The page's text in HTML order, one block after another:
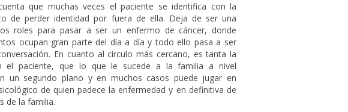
que muchas veces el paciente se identifica con la
de perder identidad por fuera de ella. Deja de ser una
roles para pasar a ser un enfermo de cáncer, donde
ocupan gran parte del día a día y todo ello pasa a ser
En cuanto al círculo más cercano, es tanta la
el paciente, que lo que le sucede a la familia a nivel
un segundo plano y en muchos casos puede jugar en
de quien padece la enfermedad y en definitiva de
de la familia.